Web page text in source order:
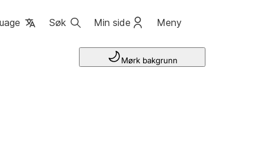
Søk Min side Meny
Mørk bakgrunn